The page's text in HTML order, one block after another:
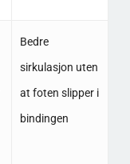
Bedre
sirkulasjon uten
at foten slipper i
bindingen